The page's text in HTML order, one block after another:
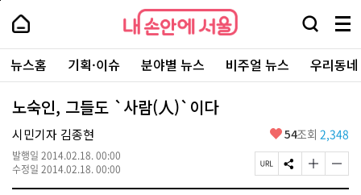
본
로
가
내
손
안
에
서
울
-
서
울
시
대
표
소
내
손
에
울
검
창
열
기
메
뉴
전
체
보
주
요
서
뉴스홈 기획·이슈 분야별 뉴스 비주얼 뉴스 우리동
노숙인, 그들도 `사람(人)`이다
시민기자 김종현
발행일 2014.02.18. 00:00
수정일 2014.02.18. 00:00
좋
요
54조회 2,348
페
이
S
N
글
자
글
자
페
상
단
로